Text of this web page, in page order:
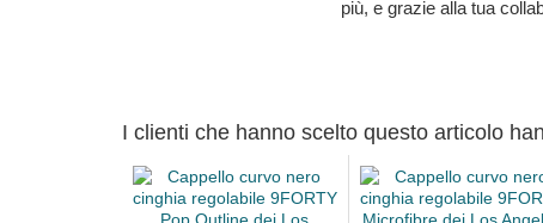
più, e grazie alla tua
I clienti che hanno scelto questo articolo